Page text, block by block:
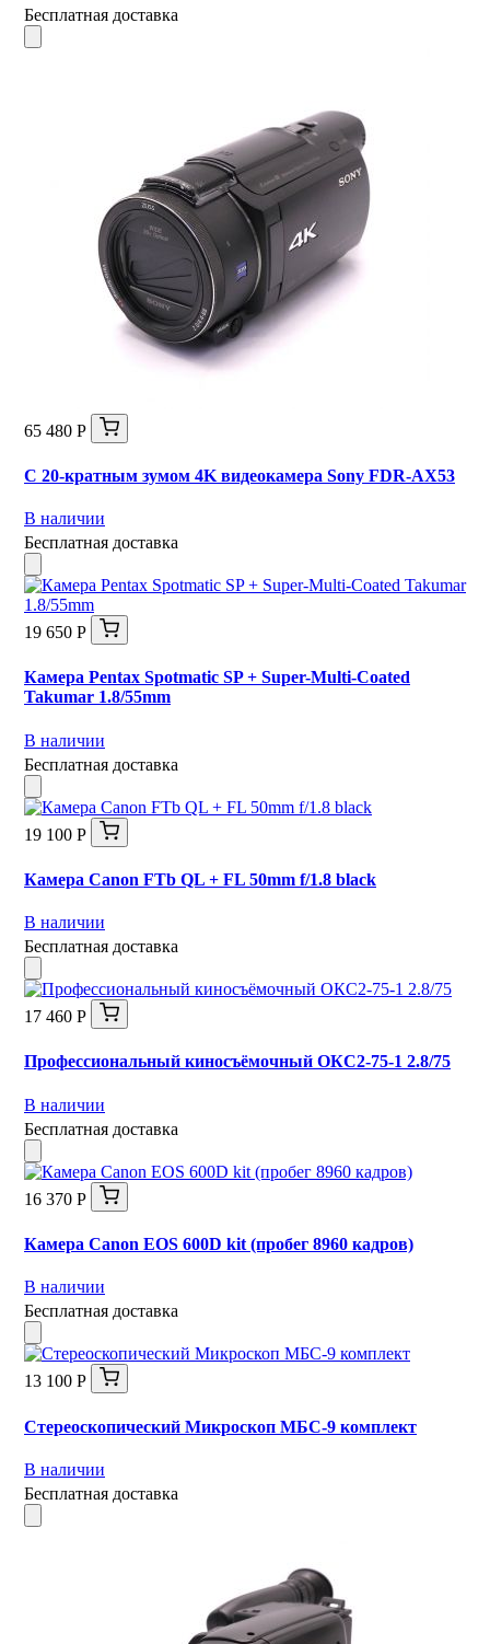
Бесплатная доставка
65 480 Р
С 20-кратным зумом 4K видеокамера Sony FDR-AX53
В наличии
Бесплатная доставка
19 650 Р
Камера Pentax Spotmatic SP + Super-Multi-Coated
Takumar 1.8/55mm
В наличии
Бесплатная доставка
19 100 Р
Камера Canon FTb QL + FL 50mm f/1.8 black
В наличии
Бесплатная доставка
17 460 Р
Профессиональный киносъёмочный ОКС2-75-1 2.8/75
В наличии
Бесплатная доставка
16 370 Р
Камера Canon EOS 600D kit (пробег 8960 кадров)
В наличии
Бесплатная доставка
13 100 Р
Стереоскопический Микроскоп МБС-9 комплект
В наличии
Бесплатная доставка